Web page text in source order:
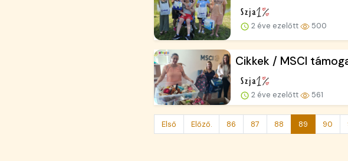
2 éve ezelőtt 500
Cikkek / MSCI
2 éve ezelőtt 561
Első Előző. 86 87 88 89 90